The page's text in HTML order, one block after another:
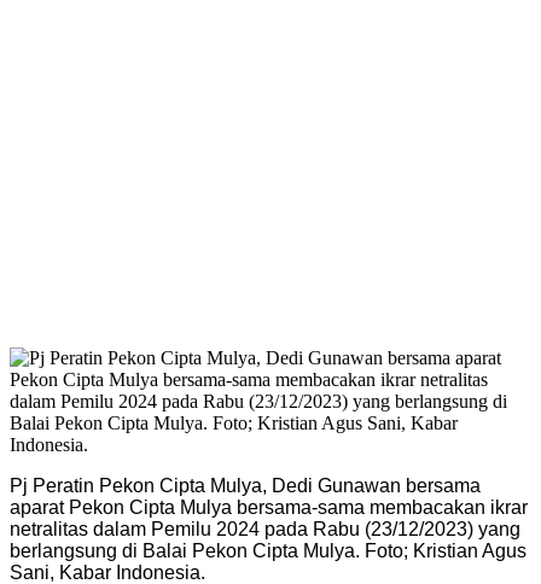
Pj Peratin Pekon Cipta Mulya, Dedi Gunawan bersama
aparat Pekon Cipta Mulya bersama-sama membacakan ikrar
netralitas dalam Pemilu 2024 pada Rabu (23/12/2023) yang
berlangsung di Balai Pekon Cipta Mulya. Foto; Kristian Agus
Sani, Kabar Indonesia.